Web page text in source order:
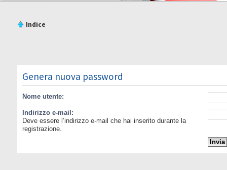
Indice
Genera nuova password
Nome utente:
Indirizzo e-mail:
Deve essere l’indirizzo e-mail che hai inserito durante la
registrazione.